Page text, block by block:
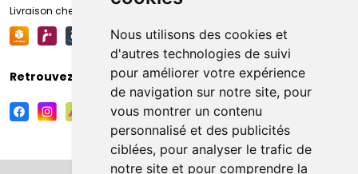
Nous utilisons des cookies et
d'autres technologies de suivi
pour améliorer votre expérience
de navigation sur notre site, pour
vous montrer un contenu
personnalisé et des publicités
ciblées, pour analyser le trafic de
notre site et pour comprendre la
Livraison chez votre commerçant
Retrouvez-nous sur vos réseaux sociaux